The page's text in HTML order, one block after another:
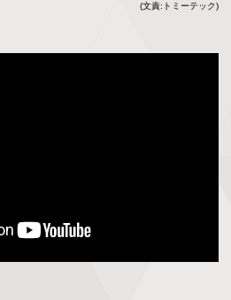
(文責:トミーテック)